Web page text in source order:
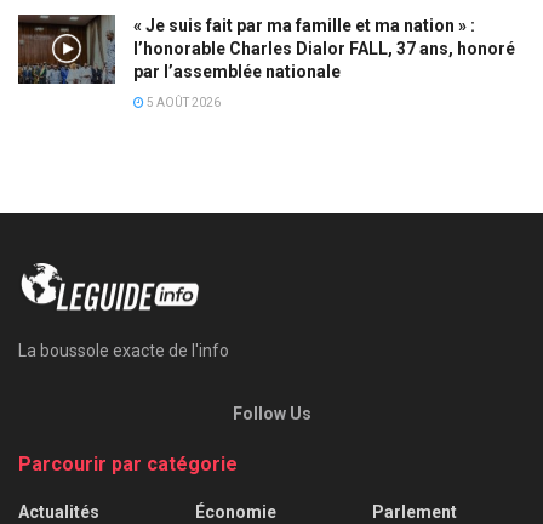
« Je suis fait par ma famille et ma nation » :
l’honorable Charles Dialor FALL, 37 ans, honoré
par l’assemblée nationale
5 AOÛT 2026
La boussole exacte de l'info
Follow Us
Parcourir par catégorie
Actualités
Économie
Parlement